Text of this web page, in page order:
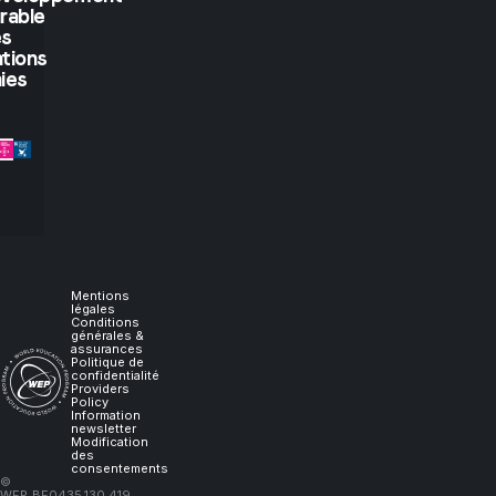
Mentions
légales
Conditions
générales &
assurances
Politique de
confidentialité
Providers
Policy
Information
newsletter
Modification
des
consentements
©
you
let
me
will
learn."